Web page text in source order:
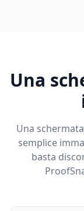
Una
Una
semplice
basta